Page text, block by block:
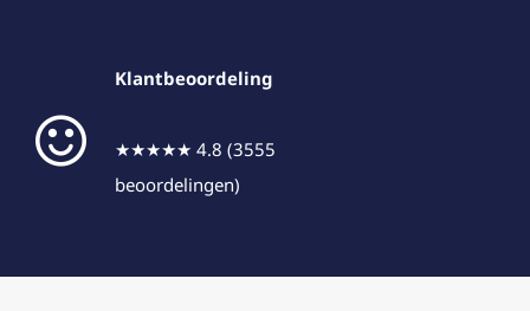
Klantbeoordeling
★★★★★ 4.8 (3555
beoordelingen)